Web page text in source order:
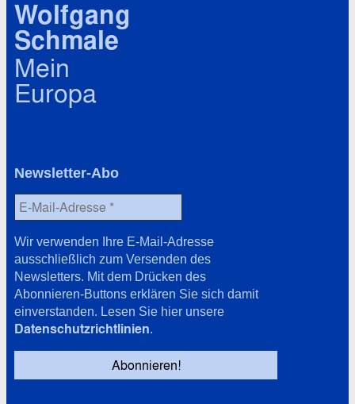
Wolfgang
Schmale
Mein
Europa
Newsletter-Abo
Wir verwenden Ihre E-Mail-Adresse
ausschließlich zum Versenden des
Newsletters. Mit dem Drücken des
Abonnieren-Buttons erklären Sie sich damit
einverstanden. Lesen Sie hier unsere
Datenschutzrichtlinien.